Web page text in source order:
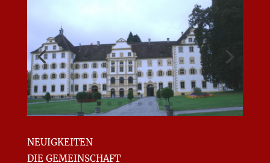
NEUIGKEITEN
DIE GEMEINSCHAFT